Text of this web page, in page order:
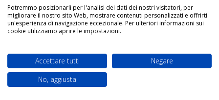
Potremmo posizionarli per l'analisi dei dati dei nostri visitatori, per
migliorare il nostro sito Web, mostrare contenuti personalizzati e offrirti
un'esperienza di navigazione eccezionale. Per ulteriori informazioni sui
cookie utilizziamo aprire le impostazioni.
Accettare tutti
Negare
No, aggiusta